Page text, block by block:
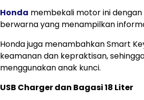
Honda membekali motor ini
berwarna yang menampilkan
Honda juga menambahkan Smart
keamanan dan kepraktisan,
menggunakan anak kunci.
USB Charger dan Bagasi 18 Liter